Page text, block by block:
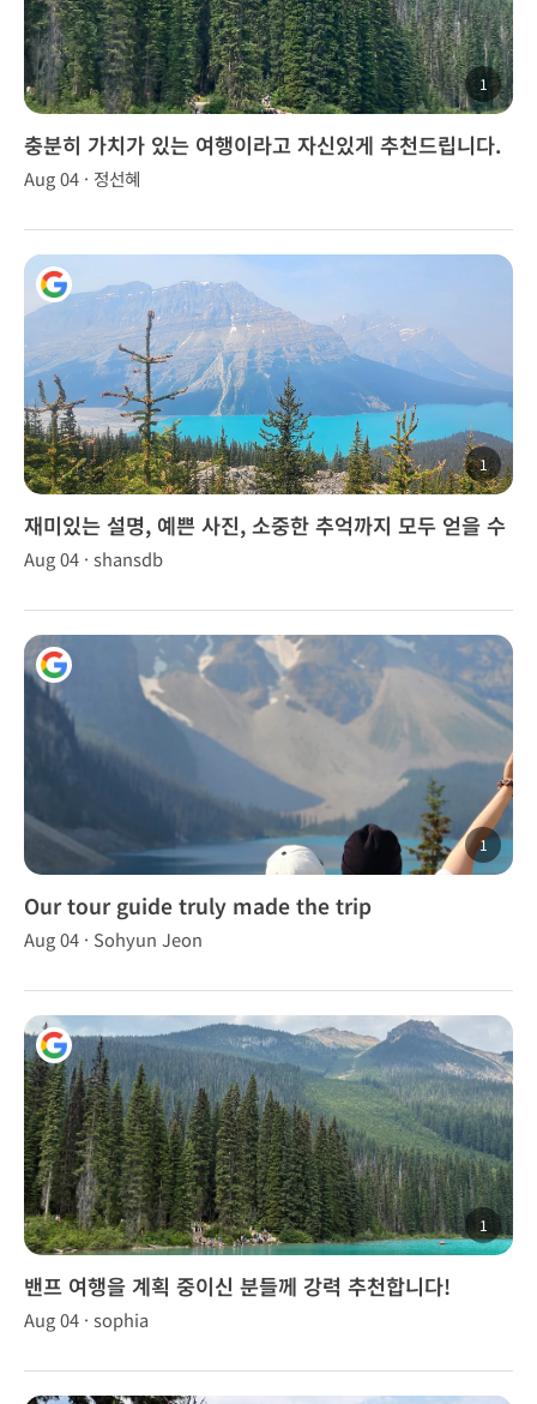
1
충분히 가치가 있는 여행이라고 자신있게 추천드립니다.
👍
Aug 04 · 정선혜
1
재미있는 설명, 예쁜 사진, 소중한 추억까지 모두 얻을 수
있었습니다.
Aug 04 · shansdb
1
Our tour guide truly made the trip
unforgettable.
Aug 04 · Sohyun Jeon
1
밴프 여행을 계획 중이신 분들께 강력 추천합니다!
Aug 04 · sophia